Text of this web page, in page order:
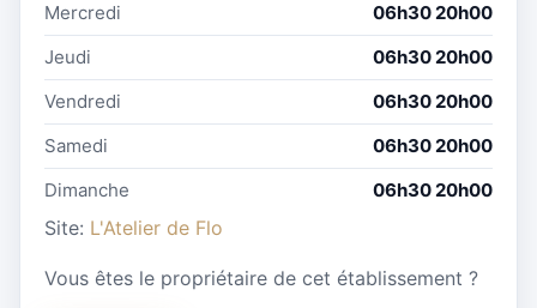
Mercredi
06h30 20h00
Jeudi
06h30 20h00
Vendredi
06h30 20h00
Samedi
06h30 20h00
Dimanche
06h30 20h00
Site: L'Atelier de Flo
Vous êtes le propriétaire de cet établissement ?